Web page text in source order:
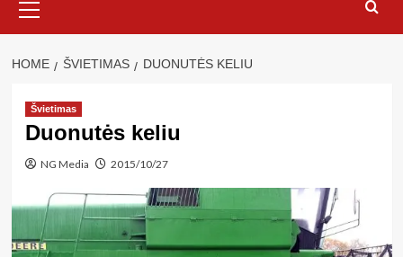
Menu
HOME ŠVIETIMAS DUONUTĖS KELIU
Švietimas
Duonutės keliu
NG Media 2015/10/27